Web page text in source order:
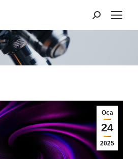
Search:
You are here:
Oca
24
2025